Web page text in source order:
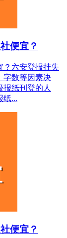
便宜？
？六安登报挂失
字数等因素决
纸刊登的人
纸...
便宜？